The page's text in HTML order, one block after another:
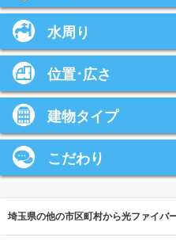
水周り
位置･広さ
建物タイプ
こだわり
埼玉県の他の市区町村から光ファイバ